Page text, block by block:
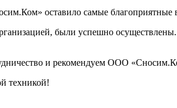
оставило самые благоприятные
были успешно
и рекомендуем ООО
техникой!